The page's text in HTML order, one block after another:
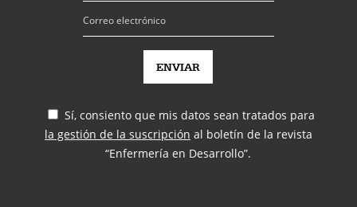
Sí, consiento que mis datos sean tratados para
la gestión de la suscripción al boletín de la revista
“Enfermería en Desarrollo”.